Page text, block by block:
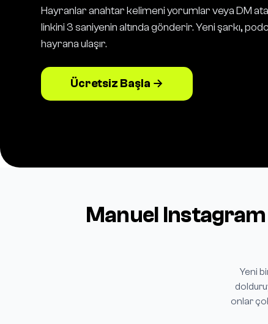
Hayranlar anahtar kelimeni yorumlar veya DM
linkini 3 saniyenin altında gönderir. Yeni şarkı,
hayrana ulaşır.
Ücretsiz Başla →
Manuel Instagram
Yeni
onlar